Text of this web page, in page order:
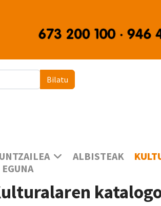
Bilatu
ALBISTEAK